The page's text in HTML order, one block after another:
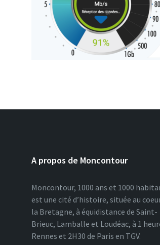
A propos de Moncontour
Moncontour, 1000 ans et 1000
est une cité d’histoire, située au
la Bretagne, à équidistance de Saint-
Brieuc, Lamballe et Loudéac, à 1
Rennes et 2H30 de Paris en TGV.